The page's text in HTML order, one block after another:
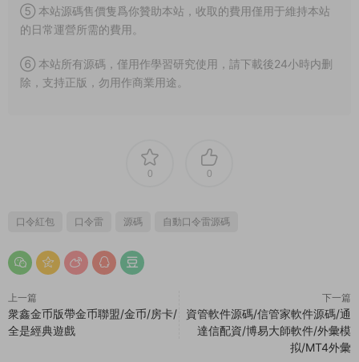
⑤ 本站源碼售價隻爲你贊助本站，收取的費用僅用于維持本站
的日常運營所需的費用。
⑥ 本站所有源碼，僅用作學習研究使用，請下載後24小時内删
除，支持正版，勿用作商業用途。
0 0
口令紅包 口令雷 源碼 自動口令雷源碼
上一篇
衆鑫金币版帶金币聯盟/金币/房卡/
全是經典遊戲
下一篇
資管軟件源碼/信管家軟件源碼/通
達信配資/博易大師軟件/外彙模
拟/MT4外彙